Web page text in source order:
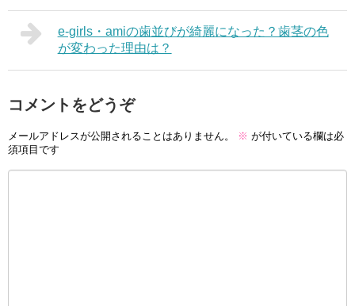
e-girls・amiの歯並びが綺麗になった？歯茎の色
が変わった理由は？
コメントをどうぞ
メールアドレスが公開されることはありません。 ※ が付いている欄は必
須項目です